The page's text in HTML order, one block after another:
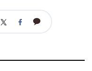
트 페 카